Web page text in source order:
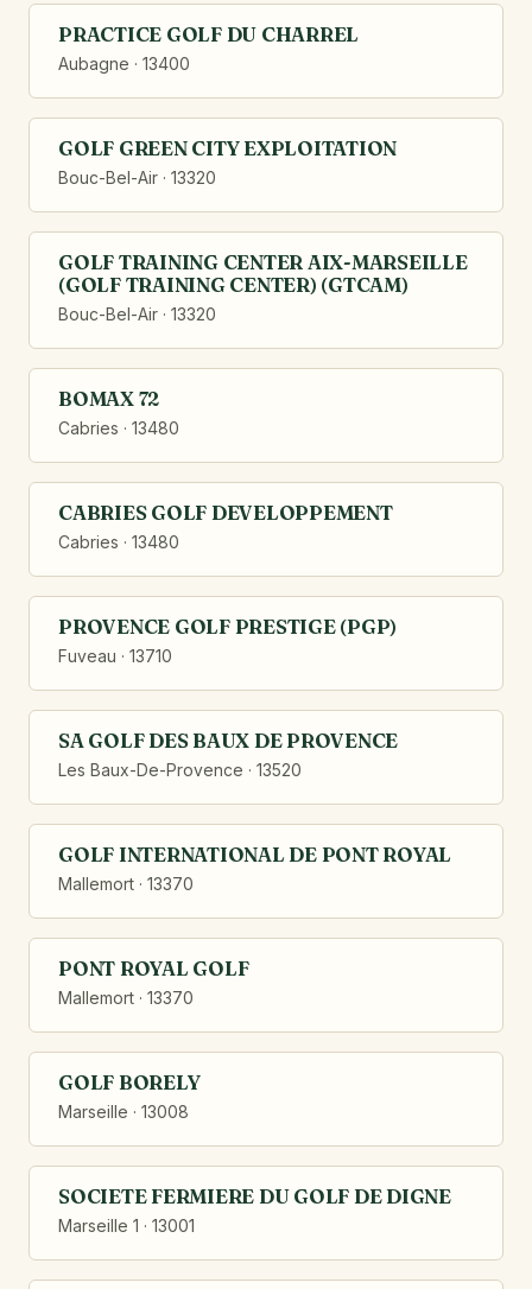
PRACTICE GOLF DU CHARREL
Aubagne · 13400
GOLF GREEN CITY EXPLOITATION
Bouc-Bel-Air · 13320
GOLF TRAINING CENTER AIX-MARSEILLE
(GOLF TRAINING CENTER) (GTCAM)
Bouc-Bel-Air · 13320
BOMAX 72
Cabries · 13480
CABRIES GOLF DEVELOPPEMENT
Cabries · 13480
PROVENCE GOLF PRESTIGE (PGP)
Fuveau · 13710
SA GOLF DES BAUX DE PROVENCE
Les Baux-De-Provence · 13520
GOLF INTERNATIONAL DE PONT ROYAL
Mallemort · 13370
PONT ROYAL GOLF
Mallemort · 13370
GOLF BORELY
Marseille · 13008
SOCIETE FERMIERE DU GOLF DE DIGNE
Marseille 1 · 13001